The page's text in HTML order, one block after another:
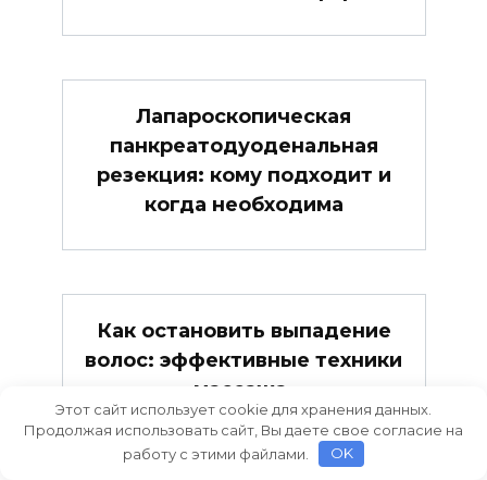
Лапароскопическая
панкреатодуоденальная
резекция: кому подходит и
когда необходима
Как остановить выпадение
волос: эффективные техники
массажа.
Этот сайт использует cookie для хранения данных.
Продолжая использовать сайт, Вы даете свое согласие на
работу с этими файлами.
OK